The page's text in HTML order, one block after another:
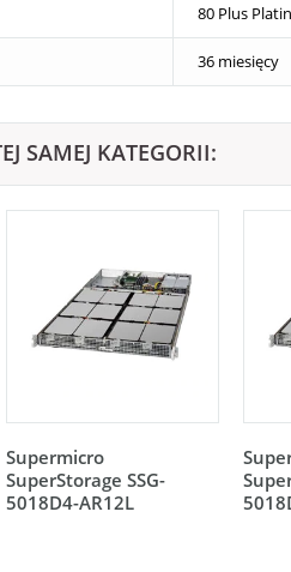
80 Plus
36 miesięcy
SAMEJ KATEGORII:
Supermicro
SuperStorage SSG-
5018D4-AR12L